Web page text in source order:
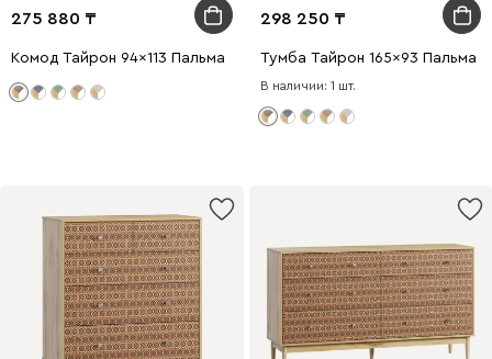
275 880
Комод Тайрон 94x113 Пальма ​
298 250
Тумба Тайрон 165x93 Пальма ​
В наличии: 1 шт.